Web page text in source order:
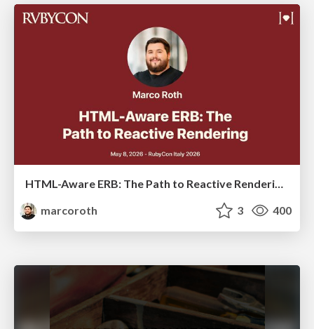
HTML-Aware ERB: The Path to Reactive Rendering @ RubyCon 2026, Rimini, Italy
marcoroth
3 400